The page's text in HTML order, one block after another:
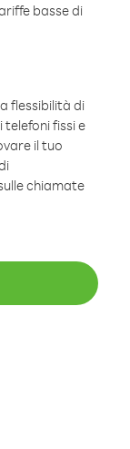
basse di
flessibilità di
fissi e
il tuo
chiamate